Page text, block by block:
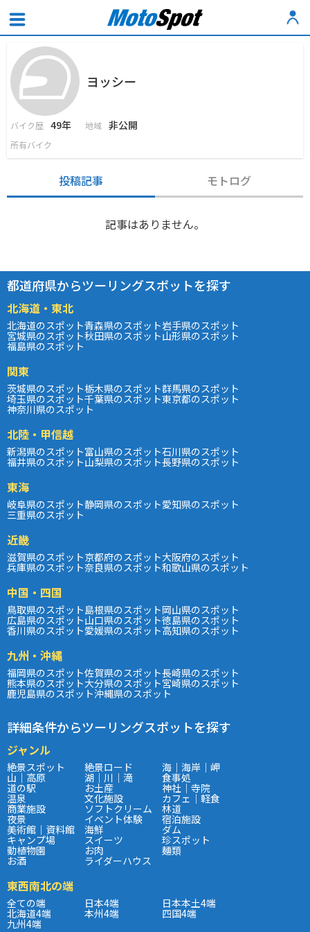
ヨッシー
バイク歴 49年 地域 非公開
所有バイク
投稿記事 モトログ
記事はありません。
都道府県からツーリングスポットを探す
北海道・東北
北海道のスポット青森県のスポット岩手県のスポット
宮城県のスポット秋田県のスポット山形県のスポット
福島県のスポット
関東
茨城県のスポット栃木県のスポット群馬県のスポット
埼玉県のスポット千葉県のスポット東京都のスポット
神奈川県のスポット
北陸・甲信越
新潟県のスポット富山県のスポット石川県のスポット
福井県のスポット山梨県のスポット長野県のスポット
東海
岐阜県のスポット静岡県のスポット愛知県のスポット
三重県のスポット
近畿
滋賀県のスポット京都府のスポット大阪府のスポット
兵庫県のスポット奈良県のスポット和歌山県のスポット
中国・四国
鳥取県のスポット島根県のスポット岡山県のスポット
広島県のスポット山口県のスポット徳島県のスポット
香川県のスポット愛媛県のスポット高知県のスポット
九州・沖縄
福岡県のスポット佐賀県のスポット長崎県のスポット
熊本県のスポット大分県のスポット宮崎県のスポット
鹿児島県のスポット沖縄県のスポット
詳細条件からツーリングスポットを探す
ジャンル
絶景スポット 絶景ロード 海｜海岸｜岬
山｜高原 湖｜川｜滝 食事処
道の駅 お土産 神社｜寺院
温泉 文化施設 カフェ｜軽食
商業施設 ソフトクリーム 林道
夜景 イベント体験 宿泊施設
美術館｜資料館 海鮮 ダム
キャンプ場 スイーツ 珍スポット
動植物園 お肉 麺類
お酒 ライダーハウス
東西南北の端
全ての端 日本4端 日本本土4端
北海道4端 本州4端 四国4端
九州4端